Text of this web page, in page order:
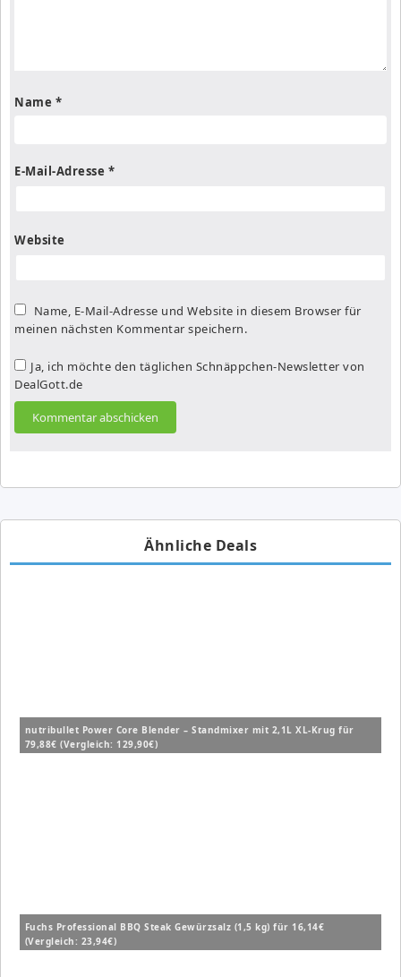
Name *
E-Mail-Adresse *
Website
Name, E-Mail-Adresse und Website in diesem Browser für
meinen nächsten Kommentar speichern.
Ja, ich möchte den täglichen Schnäppchen-Newsletter von
DealGott.de
Ähnliche Deals
nutribullet Power Core Blender – Standmixer mit 2,1L XL-Krug für
79,88€ (Vergleich: 129,90€)
Fuchs Professional BBQ Steak Gewürzsalz (1,5 kg) für 16,14€
(Vergleich: 23,94€)